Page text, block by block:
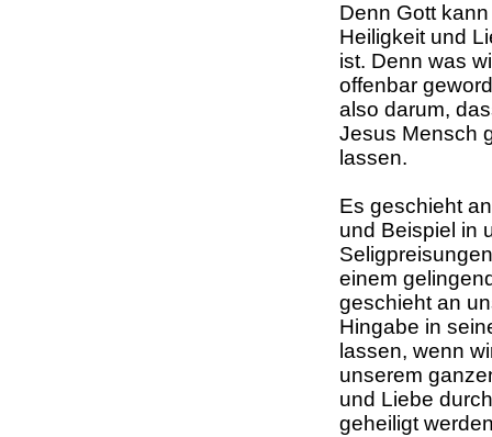
Denn Gott
Heiligkeit und
ist. Denn was
offenbar
also darum,
Jesus Mensch
lassen.
Es geschieht
und Beispiel in
einem
geschieht an
Hingabe in
lassen, wenn
unserem
und Liebe
geheiligt